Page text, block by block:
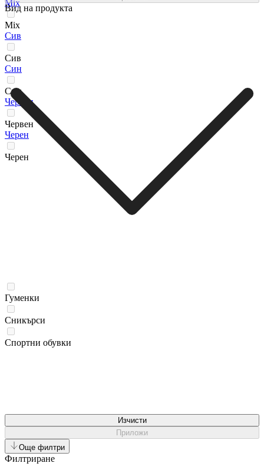
Мix
Мix
Сив
Сив
Син
Син
Червен
Червен
Черен
Черен
Вид на продукта
Гуменки
Сникърси
Спортни обувки
Изчисти
Приложи
Още филтри
Филтриране